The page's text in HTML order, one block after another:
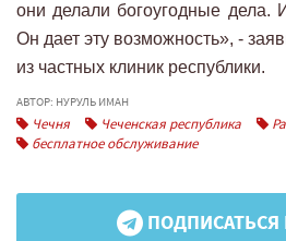
они делали богоугодные дела.
Он дает эту возможность», -
из частных клиник республики.
АВТОР: НУРУЛЬ ИМАН
Чечня Чеченская республика
бесплатное обслуживание
ПОДПИСАТЬСЯ